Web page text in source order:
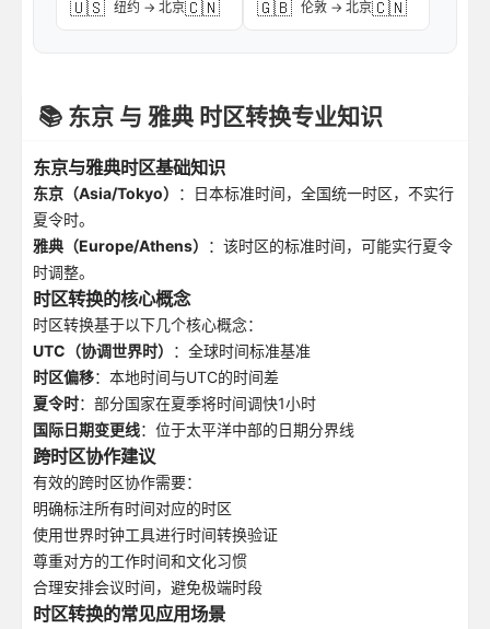
🇺🇸 纽约 → 北京🇨🇳 🇬🇧 伦敦 → 北京🇨🇳
📚 东京 与 雅典 时区转换专业知识
东京与雅典时区基础知识
东京（Asia/Tokyo）
：日本标准时间，全国统一时区，不实行
夏令时。
雅典（Europe/Athens）
：该时区的标准时间，可能实行夏令
时调整。
时区转换的核心概念
时区转换基于以下几个核心概念：
UTC（协调世界时）
：全球时间标准基准
时区偏移：本地时间与UTC的时间差
夏令时：部分国家在夏季将时间调快1小时
国际日期变更线：位于太平洋中部的日期分界线
跨时区协作建议
有效的跨时区协作需要：
明确标注所有时间对应的时区
使用世界时钟工具进行时间转换验证
尊重对方的工作时间和文化习惯
合理安排会议时间，避免极端时段
时区转换的常见应用场景